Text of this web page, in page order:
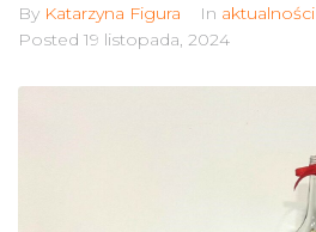
By Katarzyna Figura In aktualności
Posted 19 listopada, 2024